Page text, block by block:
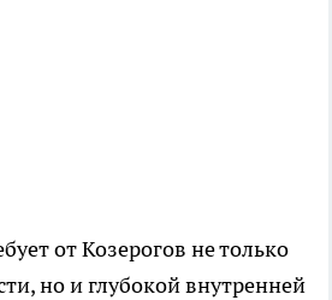
от Козерогов не только
но и глубокой внутренней